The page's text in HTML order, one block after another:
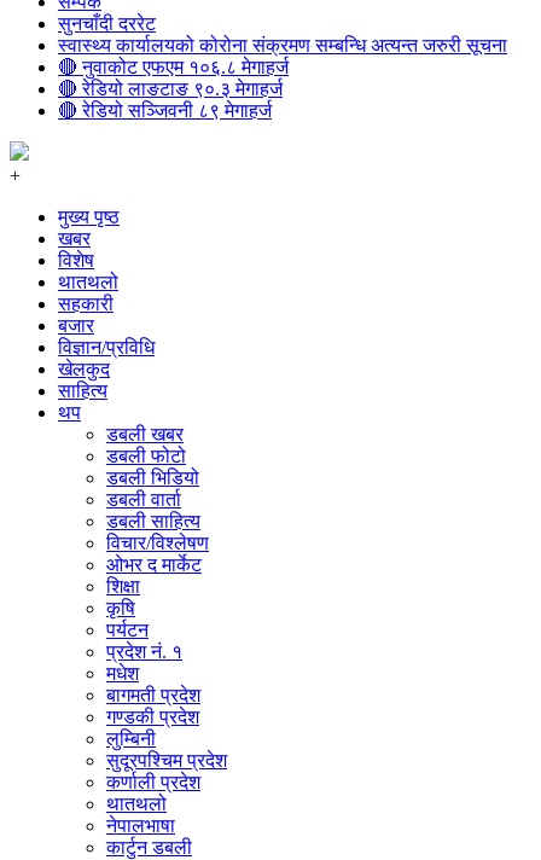
सुनचाँदी दररेट
स्वास्थ्य कार्यालयको कोरोना संक्रमण सम्बन्धि अत्यन्त जरुरी सूचना
🔴 नुवाकोट एफएम १०६.८ मेगाहर्ज
🔴 रेडियो लाङटाङ ९०.३ मेगाहर्ज
🔴 रेडियो सञ्जिवनी ८९ मेगाहर्ज
+
मुख्य पृष्ठ
खबर
विशेष
थातथलो
सहकारी
बजार
विज्ञान/प्रविधि
खेलकुद
साहित्य
थप
डबली खबर
डबली फोटो
डबली भिडियो
डबली वार्ता
डबली साहित्य
विचार/विश्‍लेषण
ओभर द मार्केट
शिक्षा
कृषि
पर्यटन
प्रदेश नं. १
मधेश
बागमती प्रदेश
गण्डकी प्रदेश
लुम्बिनी
सुदूरपश्चिम प्रदेश
कर्णाली प्रदेश
थातथलो
नेपालभाषा
कार्टुन डबली